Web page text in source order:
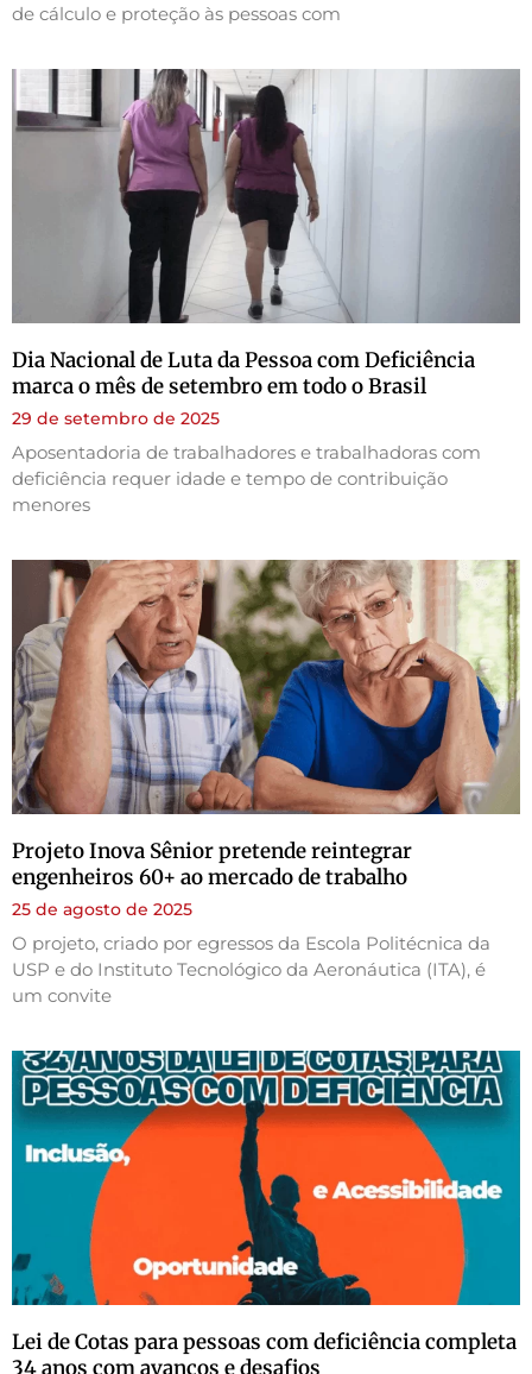
de cálculo e proteção às pessoas com
Dia Nacional de Luta da Pessoa com Deficiência
marca o mês de setembro em todo o Brasil
29 de setembro de 2025
Aposentadoria de trabalhadores e trabalhadoras com
deficiência requer idade e tempo de contribuição
menores
Projeto Inova Sênior pretende reintegrar
engenheiros 60+ ao mercado de trabalho
25 de agosto de 2025
O projeto, criado por egressos da Escola Politécnica da
USP e do Instituto Tecnológico da Aeronáutica (ITA), é
um convite
Lei de Cotas para pessoas com deficiência completa
34 anos com avanços e desafios